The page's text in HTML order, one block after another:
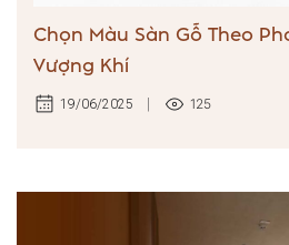
Chọn Màu Sàn Gỗ Theo
Vượng Khí
19/06/2025 125